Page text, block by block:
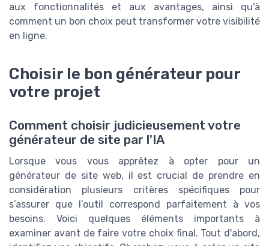
aux fonctionnalités et aux avantages, ainsi qu'à
comment un bon choix peut transformer votre visibilité
en ligne.
Choisir le bon générateur pour
votre projet
Comment choisir judicieusement votre
générateur de site par l'IA
Lorsque vous vous apprêtez à opter pour un
générateur de site web, il est crucial de prendre en
considération plusieurs critères spécifiques pour
s’assurer que l’outil correspond parfaitement à vos
besoins. Voici quelques éléments importants à
examiner avant de faire votre choix final. Tout d'abord,